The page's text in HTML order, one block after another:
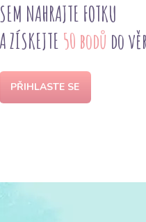
SEM NAHRAJTE FOTKU
A ZÍSKEJTE 50 bodů do
PŘIHLASTE SE